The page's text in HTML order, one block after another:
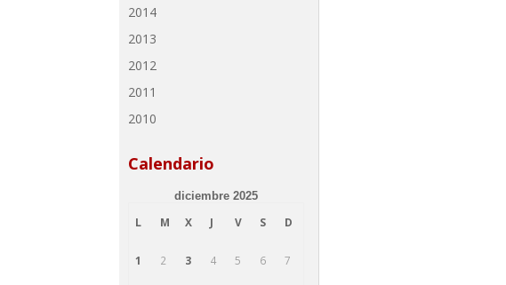
2014
2013
2012
2011
2010
Calendario
diciembre 2025
L M X J V S D
1 2 3 4 5 6 7